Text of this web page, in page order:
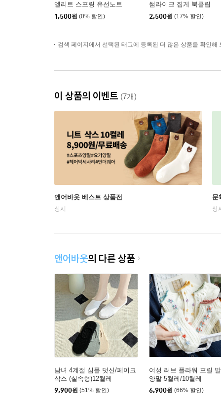
엘리트 스프링 유선노트
1,500원 (0% 할인)
썸라이크 집게 북클립
2,500원 (17% 할인)
검색 페이지에서 선택된 태그에 등록된 더 많은 상품을 확인해
이 상품의 이벤트 (7개)
앤어바웃 베스트 상품전
상시
문
상
앤어바웃의 다른 상품
남녀 4계절 심플 덧신/페이크
삭스 (실속형)12켤레
9,900원 (51% 할인)
여성 러브 플라워 프릴
양말 5켤레/10켤레
6,900원 (66% 할인)